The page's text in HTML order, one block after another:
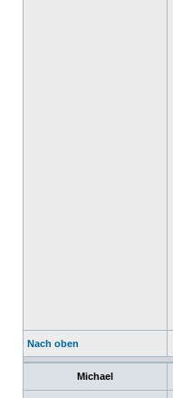
Nach oben
Michael